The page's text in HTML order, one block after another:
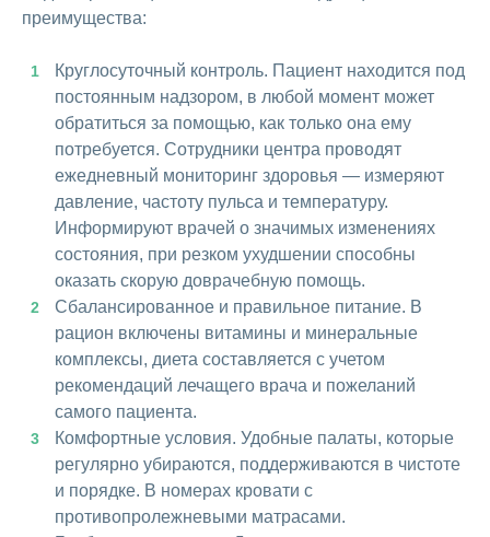
преимущества:
Круглосуточный контроль. Пациент находится под
постоянным надзором, в любой момент может
обратиться за помощью, как только она ему
потребуется. Сотрудники центра проводят
ежедневный мониторинг здоровья — измеряют
давление, частоту пульса и температуру.
Информируют врачей о значимых изменениях
состояния, при резком ухудшении способны
оказать скорую доврачебную помощь.
Сбалансированное и правильное питание. В
рацион включены витамины и минеральные
комплексы, диета составляется с учетом
рекомендаций лечащего врача и пожеланий
самого пациента.
Комфортные условия. Удобные палаты, которые
регулярно убираются, поддерживаются в чистоте
и порядке. В номерах кровати с
противопролежневыми матрасами.